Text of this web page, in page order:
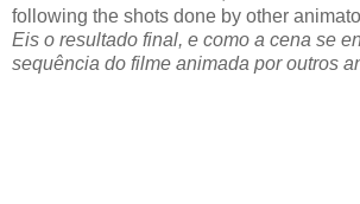
following the shots done by other
Eis o resultado final, e como a cena se
sequência do filme animada por outros